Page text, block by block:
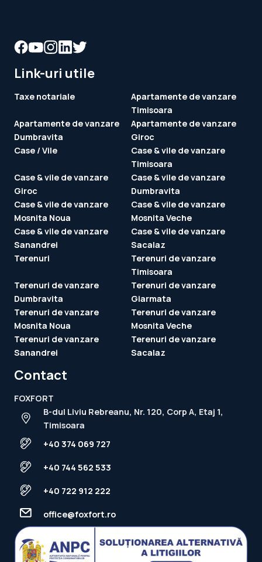
Link-uri utile
Taxe notariale
Apartamente de vanzare
Timisoara
Apartamente de vanzare
Dumbravita
Apartamente de vanzare
Giroc
Case / Vile
Case & vile de vanzare
Timisoara
Case & vile de vanzare
Giroc
Case & vile de vanzare
Dumbravita
Case & vile de vanzare
Mosnita Noua
Case & vile de vanzare
Mosnita Veche
Case & vile de vanzare
Sanandrei
Case & vile de vanzare
Sacalaz
Terenuri
Terenuri de vanzare
Timisoara
Terenuri de vanzare
Dumbravita
Terenuri de vanzare
Giarmata
Terenuri de vanzare
Mosnita Noua
Terenuri de vanzare
Mosnita Veche
Terenuri de vanzare
Sanandrei
Terenuri de vanzare
Sacalaz
Contact
FOXFORT
B-dul Liviu Rebreanu, Nr. 120, Corp A, Etaj 1,
Timisoara
+40 374 069 727
+40 744 562 533
+40 722 912 222
office@foxfort.ro